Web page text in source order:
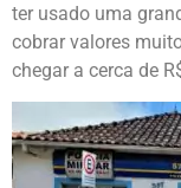
ter usado uma
cobrar valores
chegar a cerca de